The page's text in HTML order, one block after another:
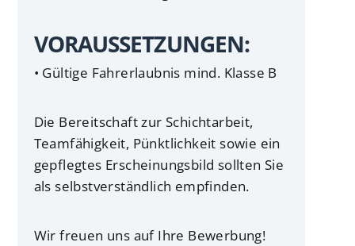
VORAUSSETZUNGEN:
• Gültige Fahrerlaubnis mind. Klasse B
Die Bereitschaft zur Schichtarbeit,
Teamfähigkeit, Pünktlichkeit sowie ein
gepflegtes Erscheinungsbild sollten Sie
als selbstverständlich empfinden.
Wir freuen uns auf Ihre Bewerbung!